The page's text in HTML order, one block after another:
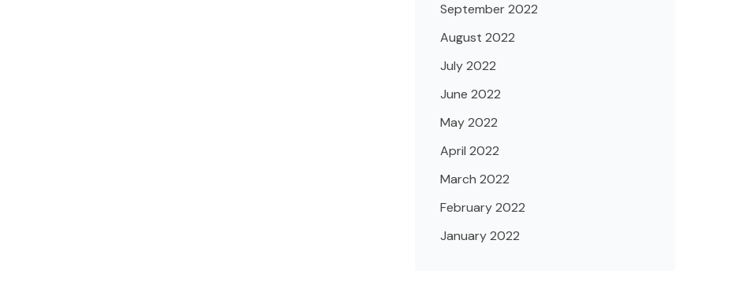
September 2022
August 2022
July 2022
June 2022
May 2022
April 2022
March 2022
February 2022
January 2022